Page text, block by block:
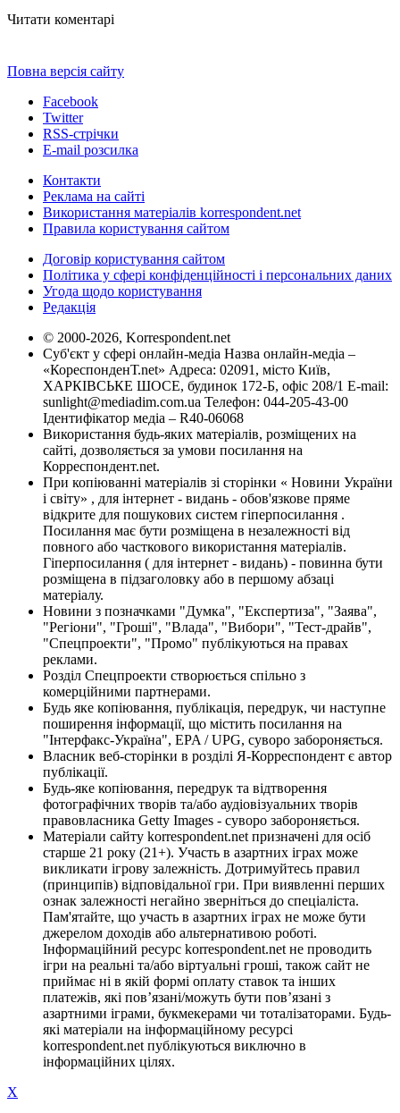
Читати коментарі
Повна версія сайту
Facebook
Twitter
RSS-стрічки
E-mail розсилка
Контакти
Реклама на сайті
Використання матеріалів korrespondent.net
Правила користування сайтом
Договір користування сайтом
Політика у сфері конфіденційності і персональних даних
Угода щодо користування
Редакція
© 2000-2026, Korrespondent.net
Суб'єкт у сфері онлайн-медіа Назва онлайн-медіа –
«КореспонденТ.net» Адреса: 02091, місто Київ,
ХАРКІВСЬКЕ ШОСЕ, будинок 172-Б, офіс 208/1 E-mail:
sunlight@mediadim.com.ua Телефон: 044-205-43-00
Ідентифікатор медіа – R40-06068
Використання будь-яких матеріалів, розміщених на
сайті, дозволяється за умови посилання на
Корреспондент.net.
При копіюванні матеріалів зі сторінки « Новини України
і світу» , для інтернет - видань - обов'язкове пряме
відкрите для пошукових систем гіперпосилання .
Посилання має бути розміщена в незалежності від
повного або часткового використання матеріалів.
Гіперпосилання ( для інтернет - видань) - повинна бути
розміщена в підзаголовку або в першому абзаці
матеріалу.
Новини з позначками "Думка", "Експертиза", "Заява",
"Регіони", "Гроші", "Влада", "Вибори", "Тест-драйв",
"Спецпроекти", "Промо" публікуються на правах
реклами.
Розділ Спецпроекти створюється спільно з
комерційними партнерами.
Будь яке копіювання, публікація, передрук, чи наступне
поширення інформації, що містить посилання на
"Інтерфакс-Україна", EPA / UPG, суворо забороняється.
Власник веб-сторінки в розділі Я-Корреспондент є автор
публікації.
Будь-яке копіювання, передрук та відтворення
фотографічних творів та/або аудіовізуальних творів
правовласника Getty Images - суворо забороняється.
Матеріали сайту korrespondent.net призначені для осіб
старше 21 року (21+). Участь в азартних іграх може
викликати ігрову залежність. Дотримуйтесь правил
(принципів) відповідальної гри. При виявленні перших
ознак залежності негайно зверніться до спеціаліста.
Пам'ятайте, що участь в азартних іграх не може бути
джерелом доходів або альтернативою роботі.
Інформаційний ресурс korrespondent.net не проводить
ігри на реальні та/або віртуальні гроші, також сайт не
приймає ні в якій формі оплату ставок та інших
платежів, які пов’язані/можуть бути пов’язані з
азартними іграми, букмекерами чи тоталізаторами. Будь-
які матеріали на інформаційному ресурсі
korrespondent.net публікуються виключно в
інформаційних цілях.
X